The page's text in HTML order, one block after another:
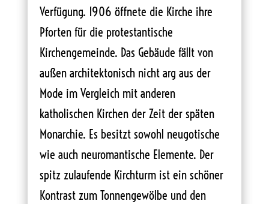
Verfügung. 1906 öffnete die Kirche ihre
Pforten für die protestantische
Kirchengemeinde. Das Gebäude fällt von
außen architektonisch nicht arg aus der
Mode im Vergleich mit anderen
katholischen Kirchen der Zeit der späten
Monarchie. Es besitzt sowohl neugotische
wie auch neuromantische Elemente. Der
spitz zulaufende Kirchturm ist ein schöner
Kontrast zum Tonnengewölbe und den